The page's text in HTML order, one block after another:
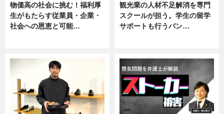
物価高の社会に挑む！福利厚
生がもたらす従業員・企業・
社会への恩恵と可能…
観光業の人材不足解消を専門
スクールが担う。学生の留学
サポートも行うバン…